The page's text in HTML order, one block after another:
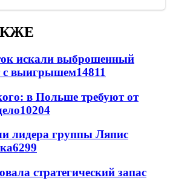
искали выброшенный
с выигрышем14811
в Польше требуют от
10204
лидера группы Ляпис
6299
стратегический запас